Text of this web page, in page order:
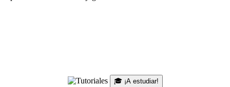
🎓 ¡A estudiar!